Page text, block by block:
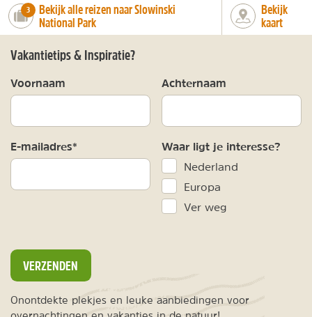
number_of_trips:
3
Bekijk alle reizen naar Slowinski
National Park
Bekijk
kaart
Vakantietips & Inspiratie?
Voornaam Achternaam
E-mailadres* Waar ligt je interesse?
Nederland
Europa
Ver weg
VERZENDEN
Onontdekte plekjes en leuke aanbiedingen voor